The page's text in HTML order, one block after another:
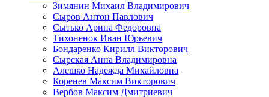
Зимянин Михаил Владимирович
Сыров Антон Павлович
Сытько Арина Федоровна
Тихоненок Иван Юрьевич
Бондаренко Кирилл Викторович
Сырская Анна Владимировна
Алешко Надежда Михайловна
Коренев Максим Викторович
Вербов Максим Дмитриевич